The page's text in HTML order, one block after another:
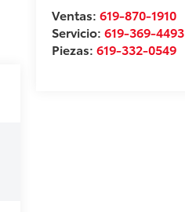
Ventas:619-870-1910
Servicio:619-369-4493
Piezas:619-332-0549